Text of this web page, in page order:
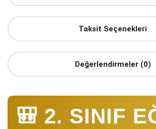
Taksit Seçenekleri
Değerlendirmeler (0)
🎒 2. SINIF